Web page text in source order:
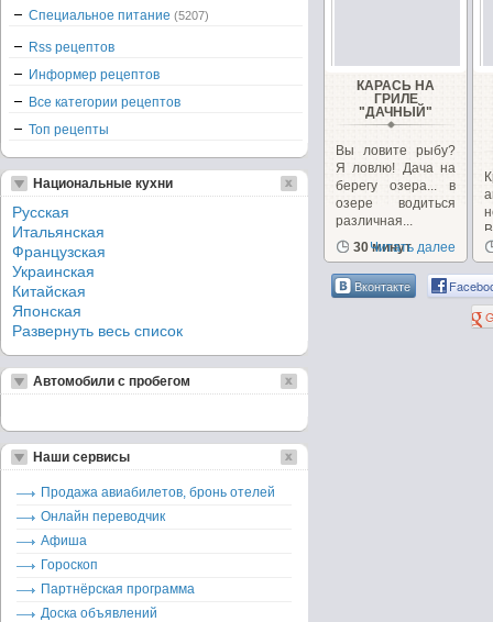
КАРАСЬ НА
ГРИЛЕ
"ДАЧНЫЙ"
Вы ловите рыбу?
Я ловлю! Дача на
берегу озера... в
озере водиться
различная...
30 минут
Читать далее
Вконтакте
Специальное питание (5207)
Rss рецептов
Информер рецептов
Все категории рецептов
Топ рецепты
Национальные кухни
Русская
Итальянская
Французская
Украинская
Китайская
Японская
Развернуть весь список
Автомобили с пробегом
Наши сервисы
Продажа авиабилетов, бронь отелей
Онлайн переводчик
Афиша
Гороскоп
Партнёрская программа
Доска объявлений